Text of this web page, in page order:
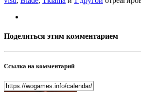
Поделиться этим комментарием
Ссылка на комментарий